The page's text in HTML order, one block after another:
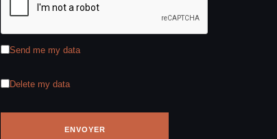
Send me my data
Delete my data